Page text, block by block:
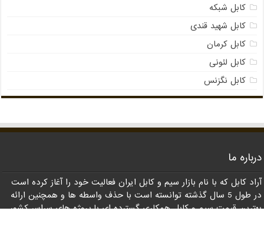
کابل شبکه
کابل شهید قندی
کابل کرمان
کابل لئونی
کابل نگزنس
درباره ما
آراد کابل که با نام بازار سیم و کابل ایران فعالیت خود را آغاز کرده است
در طول 5 سال گذشته توانسته است با حذف واسطه ها و همچنین ارائه
بهترین قیمت سیم و کابل همکاری گسترده ای با پروژه های سراسر کشور